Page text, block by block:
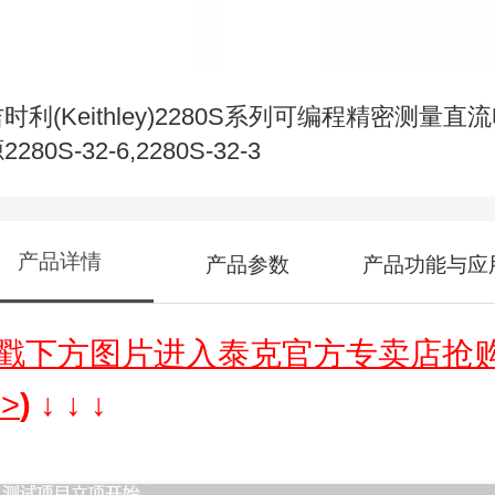
利(Keithley)2280S系列可编程精密测量直
32-6,2280S-32-3
产品详情 产品参数 产品功能与应
下方图片进入泰克官方专卖店抢
) ↓ ↓ ↓